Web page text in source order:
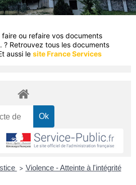
ou refaire vos documents
? Retrouvez tous les documents
aussi le site France Services
> Violence - Atteinte à l'intégrité